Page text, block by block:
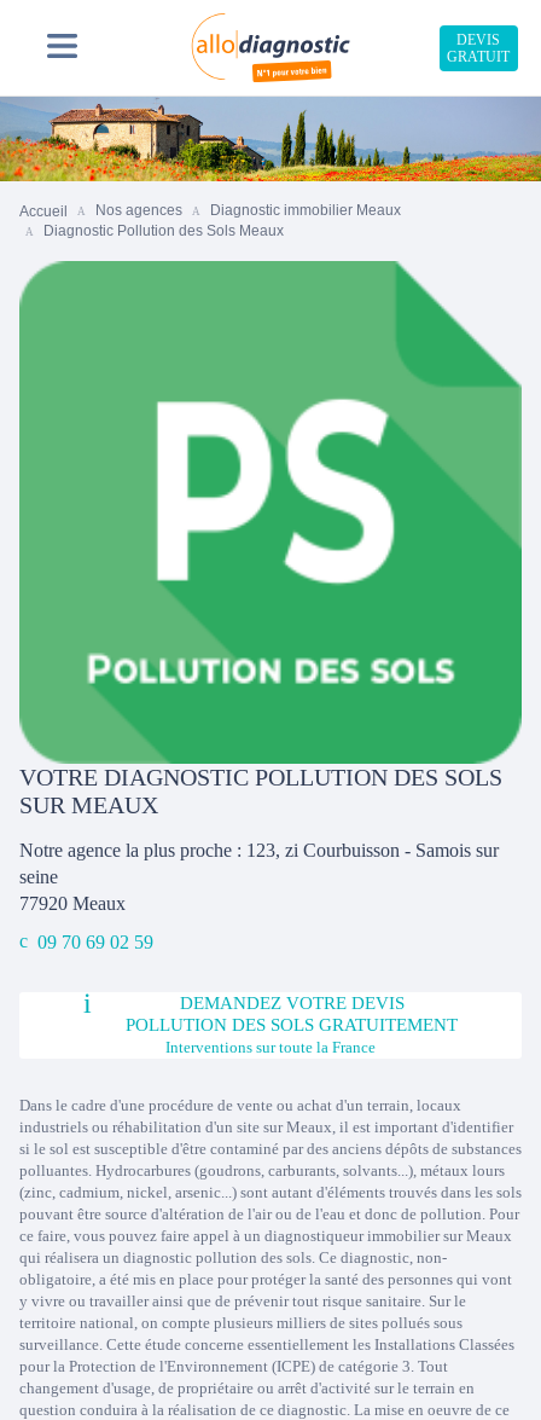
DEVIS
GRATUIT
Accueil Nos agences
Diagnostic immobilier Meaux
Diagnostic Pollution des Sols Meaux
VOTRE DIAGNOSTIC POLLUTION DES SOLS
SUR MEAUX
Notre agence la plus proche : 123, zi Courbuisson - Samois sur
seine
77920 Meaux
09 70 69 02 59
DEMANDEZ VOTRE DEVIS
POLLUTION DES SOLS GRATUITEMENT
Interventions sur toute la France
Dans le cadre d'une procédure de vente ou achat d'un terrain, locaux
industriels ou réhabilitation d'un site sur Meaux, il est important d'identifier
si le sol est susceptible d'être contaminé par des anciens dépôts de substances
polluantes. Hydrocarbures (goudrons, carburants, solvants...), métaux lours
(zinc, cadmium, nickel, arsenic...) sont autant d'éléments trouvés dans les sols
pouvant être source d'altération de l'air ou de l'eau et donc de pollution. Pour
ce faire, vous pouvez faire appel à un diagnostiqueur immobilier sur Meaux
qui réalisera un diagnostic pollution des sols. Ce diagnostic, non-
obligatoire, a été mis en place pour protéger la santé des personnes qui vont
y vivre ou travailler ainsi que de prévenir tout risque sanitaire. Sur le
territoire national, on compte plusieurs milliers de sites pollués sous
surveillance. Cette étude concerne essentiellement les Installations Classées
pour la Protection de l'Environnement (ICPE) de catégorie 3. Tout
changement d'usage, de propriétaire ou arrêt d'activité sur le terrain en
question conduira à la réalisation de ce diagnostic. La mise en oeuvre de ce